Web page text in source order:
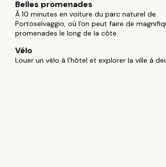
Belles promenades
À 10 minutes en voiture du parc naturel de
Portoselvaggio, où l'on peut faire de
promenades le long de la côte.
Vélo
Louer un vélo à l'hôtel et explorer la ville à